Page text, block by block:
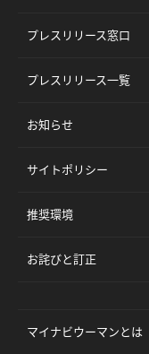
プレスリリース窓口
プレスリリース一覧
お知らせ
サイトポリシー
推奨環境
お詫びと訂正
マイナビウーマンとは